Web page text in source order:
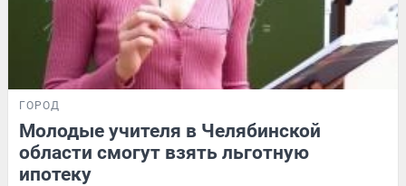
ГОРОД
Молодые учителя в Челябинской
области смогут взять льготную
ипотеку